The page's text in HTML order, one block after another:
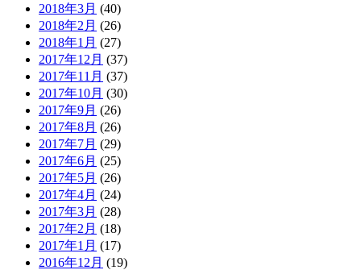
2018年3月 (40)
2018年2月 (26)
2018年1月 (27)
2017年12月 (37)
2017年11月 (37)
2017年10月 (30)
2017年9月 (26)
2017年8月 (26)
2017年7月 (29)
2017年6月 (25)
2017年5月 (26)
2017年4月 (24)
2017年3月 (28)
2017年2月 (18)
2017年1月 (17)
2016年12月 (19)